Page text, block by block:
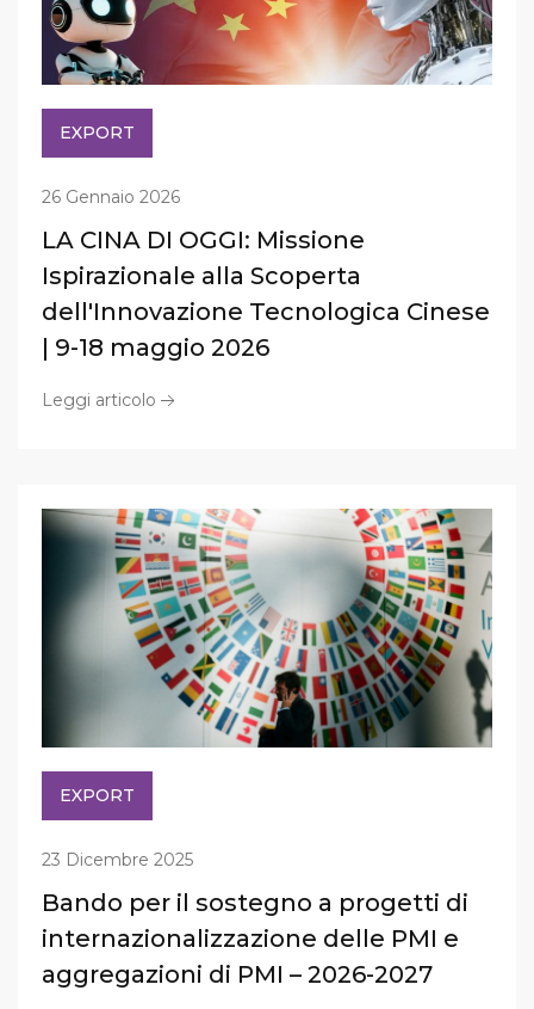
EXPORT
26 Gennaio 2026
LA CINA DI OGGI: Missione
Ispirazionale alla Scoperta
dell'Innovazione Tecnologica Cinese
| 9-18 maggio 2026
Leggi articolo
EXPORT
23 Dicembre 2025
Bando per il sostegno a progetti di
internazionalizzazione delle PMI e
aggregazioni di PMI – 2026-2027